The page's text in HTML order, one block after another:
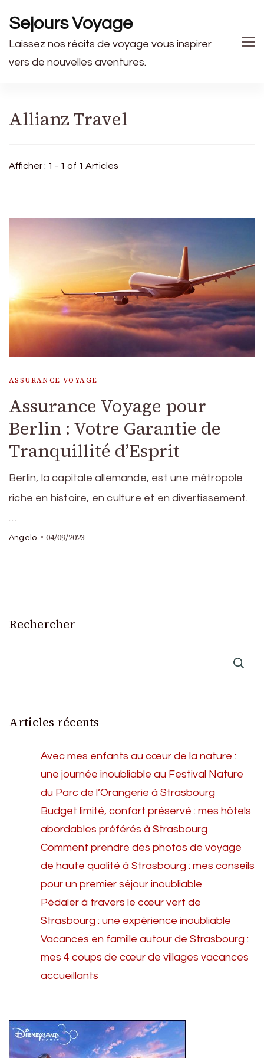
Sejours Voyage
Laissez nos récits de voyage vous inspirer
vers de nouvelles aventures.
Allianz Travel
Afficher : 1 - 1 of 1 Articles
ASSURANCE VOYAGE
Assurance Voyage pour
Berlin : Votre Garantie de
Tranquillité d’Esprit
Berlin, la capitale allemande, est une métropole
riche en histoire, en culture et en divertissement.
…
Angelo 04/09/2023
Rechercher
Articles récents
Avec mes enfants au cœur de la nature :
une journée inoubliable au Festival Nature
du Parc de l’Orangerie à Strasbourg
Budget limité, confort préservé : mes hôtels
abordables préférés à Strasbourg
Comment prendre des photos de voyage
de haute qualité à Strasbourg : mes conseils
pour un premier séjour inoubliable
Pédaler à travers le cœur vert de
Strasbourg : une expérience inoubliable
Vacances en famille autour de Strasbourg :
mes 4 coups de cœur de villages vacances
accueillants